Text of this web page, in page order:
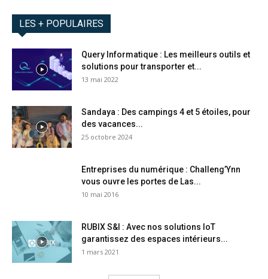
LES + POPULAIRES
Query Informatique : Les meilleurs outils et
solutions pour transporter et...
13 mai 2022
Sandaya : Des campings 4 et 5 étoiles, pour
des vacances...
25 octobre 2024
Entreprises du numérique : Challeng’Ynn
vous ouvre les portes de Las...
10 mai 2016
RUBIX S&I : Avec nos solutions IoT
garantissez des espaces intérieurs...
1 mars 2021